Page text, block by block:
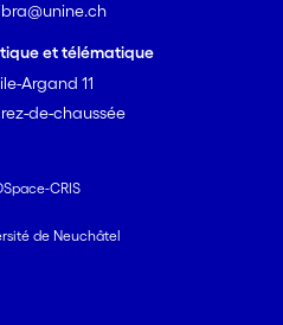
et télématique
Argand 11
de-chaussée
CRIS
de Neuchâtel